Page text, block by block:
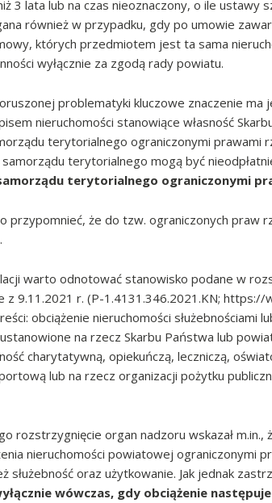
3 lata lub na czas nieoznaczony, o ile ustawy
również w przypadku, gdy po umowie
których przedmiotem jest ta sama
wyłącznie za zgodą rady powiatu.
problematyki kluczowe znaczenie ma
nieruchomości stanowiące własność
terytorialnego ograniczonymi prawami
terytorialnego mogą być
terytorialnego ograniczonymi
przypomnieć, że do tzw. ograniczonych praw
warto odnotować stanowisko podane w
z 9.11.2021 r. (P-1.4131.346.2021.KN; https://
obciążenie nieruchomości służebnościami
na rzecz Skarbu Państwa lub
charytatywną, opiekuńczą, leczniczą,
lub na rzecz organizacji pożytku
rozstrzygnięcie organ nadzoru wskazał
nieruchomości powiatowej ograniczonymi
służebność oraz użytkowanie. Jak jednak
wówczas, gdy obciążenie